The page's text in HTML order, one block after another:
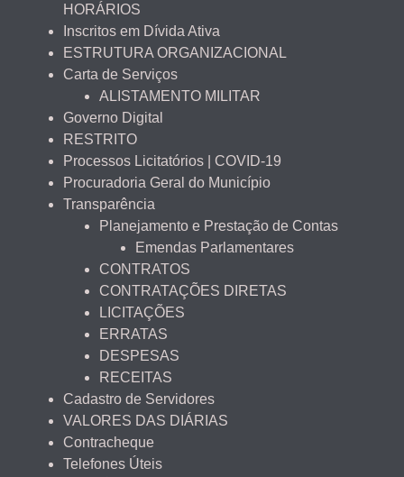
HORÁRIOS
Inscritos em Dívida Ativa
ESTRUTURA ORGANIZACIONAL
Carta de Serviços
ALISTAMENTO MILITAR
Governo Digital
RESTRITO
Processos Licitatórios | COVID-19
Procuradoria Geral do Município
Transparência
Planejamento e Prestação de Contas
Emendas Parlamentares
CONTRATOS
CONTRATAÇÕES DIRETAS
LICITAÇÕES
ERRATAS
DESPESAS
RECEITAS
Cadastro de Servidores
VALORES DAS DIÁRIAS
Contracheque
Telefones Úteis